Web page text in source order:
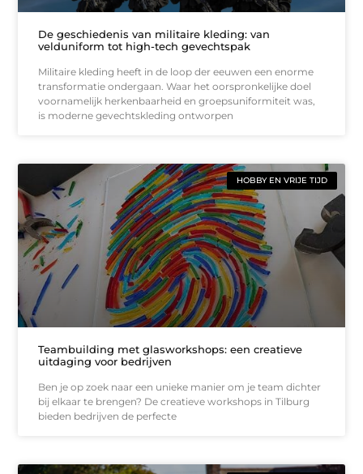
De geschiedenis van militaire kleding: van
velduniform tot high-tech gevechtspak
Militaire kleding heeft in de loop der eeuwen een enorme
transformatie ondergaan. Waar het oorspronkelijke doel
voornamelijk herkenbaarheid en groepsuniformiteit was,
is moderne gevechtskleding ontworpen
HOBBY EN VRIJE TIJD
Teambuilding met glasworkshops: een creatieve
uitdaging voor bedrijven
Ben je op zoek naar een unieke manier om je team dichter
bij elkaar te brengen? De creatieve workshops in Tilburg
bieden bedrijven de perfecte